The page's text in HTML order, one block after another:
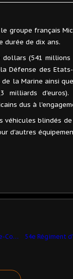
groupe français
durée de dix ans.
(541
Défense des Etats-
la Marine ainsi
d'euros).
dus à
blindés
d'autres
Citroën Berlingo "équipe cynophile" d'Hachette-Collections (3)